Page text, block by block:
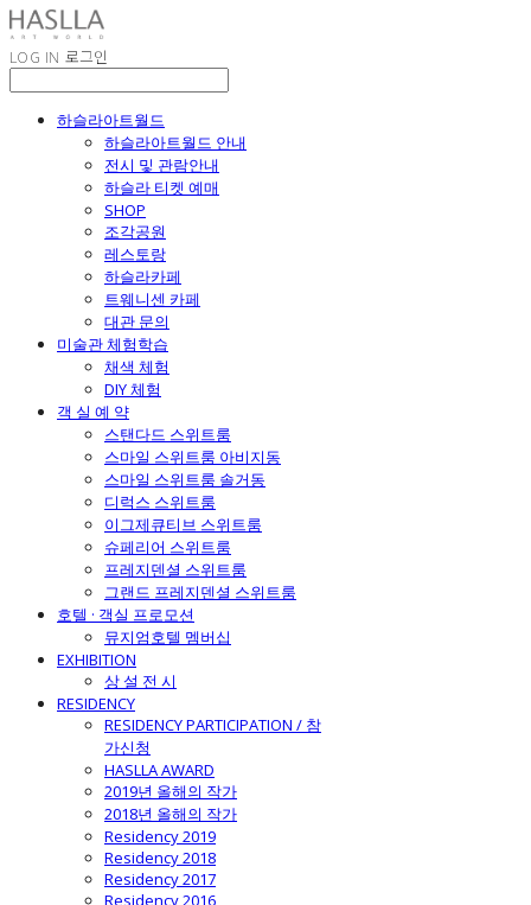
LOG IN 로그인
하슬라아트월드
하슬라아트월드 안내
전시 및 관람안내
하슬라 티켓 예매
SHOP
조각공원
레스토랑
하슬라카페
트웨니센 카페
대관 문의
미술관 체험학습
채색 체험
DIY 체험
객 실 예 약
스탠다드 스위트룸
스마일 스위트룸 아비지동
스마일 스위트룸 솔거동
디럭스 스위트룸
이그제큐티브 스위트룸
슈페리어 스위트룸
프레지덴셜 스위트룸
그랜드 프레지덴셜 스위트룸
호텔 · 객실 프로모션
뮤지엄호텔 멤버십
EXHIBITION
상 설 전 시
RESIDENCY
RESIDENCY PARTICIPATION / 참
가신청
HASLLA AWARD
2019년 올해의 작가
2018년 올해의 작가
Residency 2019
Residency 2018
Residency 2017
Residency 2016